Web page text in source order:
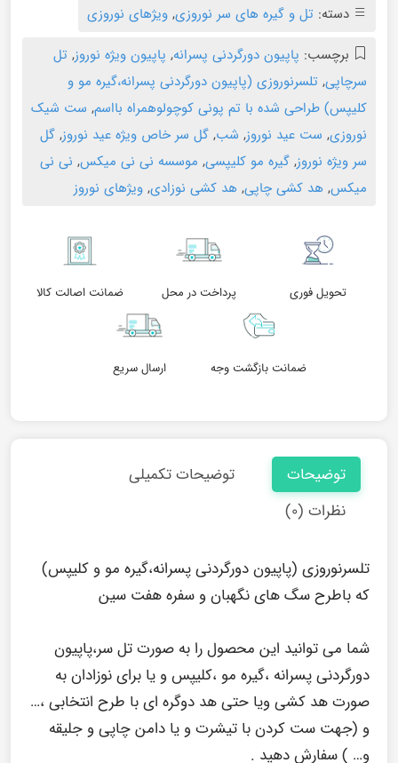
دسته: تل و گیره های سر نوروزی, ویژهای نوروزی
برچسب: پاپیون دورگردنی پسرانه, پاپیون ویژه نوروز, تل
سرچاپی, تلسرنوروزی (پاپیون دورگردنی پسرانه،گیره مو و
کلیپس) طراحی شده با تم پونی کوچولوهمراه بااسم, ست شیک
نوروزی, ست عید نوروز, شب, گل سر خاص ویژه عید نوروز, گل
سر ویژه نوروز, گیره مو کلیپسی, موسسه نی نی میکس, نی نی
میکس, هد کشی چاپی, هد کشی نوزادی, ویژهای نوروز
تحویل فوری پرداخت در محل ضمانت اصالت کالا
ضمانت بازگشت وجه ارسال سریع
توضیحات
توضیحات تکمیلی
نظرات (۰)
تلسرنوروزی (پاپیون دورگردنی پسرانه،گیره مو و کلیپس)
که باطرح سگ های نگهبان و سفره هفت سین
شما می توانید این محصول را به صورت تل سر،پاپیون
دورگردنی پسرانه ،گیره مو ،کلیپس و یا برای نوزادان به
صورت هد کشی ویا حتی هد دوگره ای با طرح انتخابی ،…
و (جهت ست کردن با تیشرت و یا دامن چاپی و جلیقه
و… ) سفارش دهید .